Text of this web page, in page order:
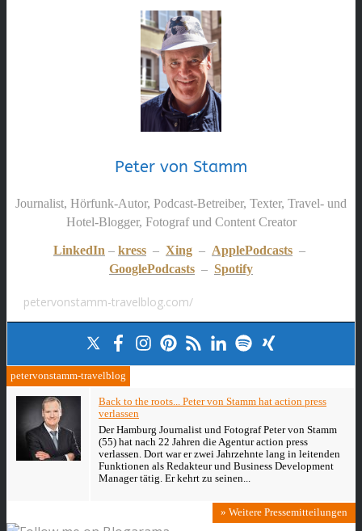
Peter von Stamm
Journalist, Hörfunk-Autor, Podcast-Betreiber, Texter, Travel- und
Hotel-Blogger, Fotograf und Content Creator
LinkedIn – kress – Xing – ApplePodcasts –
GooglePodcasts – Spotify
petervonstamm-travelblog.com/
petervonstamm-travelblog
Back to the roots... Peter von Stamm hat action press
verlassen
Der Hamburg Journalist und Fotograf Peter von Stamm
(55) hat nach 22 Jahren die Agentur action press
verlassen. Dort war er zwei Jahrzehnte lang in leitenden
Funktionen als Redakteur und Business Development
Manager tätig. Er kehrt zu seinen...
» Weitere Pressemitteilungen